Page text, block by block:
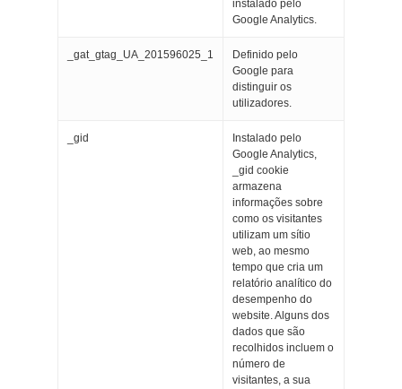
instalado pelo
Google Analytics.
_gat_gtag_UA_201596025_1
Definido pelo
Google para
distinguir os
utilizadores.
_gid
Instalado pelo
Google Analytics,
_gid cookie
armazena
informações sobre
como os visitantes
utilizam um sítio
web, ao mesmo
tempo que cria um
relatório analítico do
desempenho do
website. Alguns dos
dados que são
recolhidos incluem o
número de
visitantes, a sua